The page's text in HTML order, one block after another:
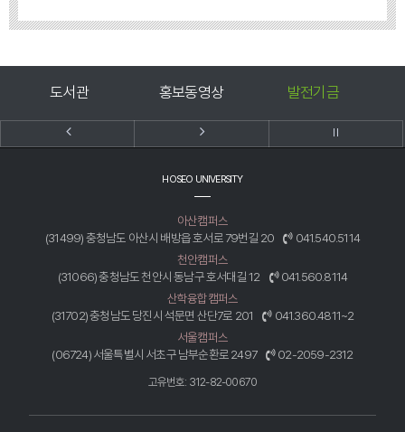
홍보동영상 발전기금 호서신문고
HOSEO UNIVERSITY
아산캠퍼스
(31499) 충청남도 아산시 배방읍 호서로 79번길 20
041.540.5114
천안캠퍼스
(31066) 충청남도 천안시 동남구 호서대길 12
041.560.8114
산학융합캠퍼스
(31702) 충청남도 당진시 석문면 산단7로 201
041.360.4811~2
서울캠퍼스
(06724) 서울특별시 서초구 남부순환로 2497
02-2059-2312
고유번호: 312-82-00670